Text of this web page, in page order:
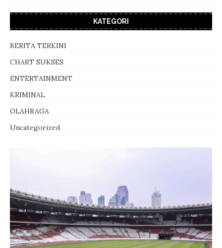
KATEGORI
BERITA TERKINI
CHART SUKSES
ENTERTAINMENT
KRIMINAL
OLAHRAGA
Uncategorized